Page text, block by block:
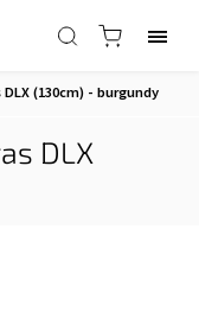
(130cm) - burgundy
DLX